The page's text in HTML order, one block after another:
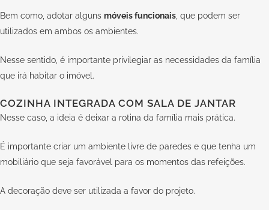
Bem como, adotar alguns móveis funcionais , que podem ser
utilizados em ambos os ambientes.
Nesse sentido, é importante privilegiar as necessidades da família
que irá habitar o imóvel.
COZINHA INTEGRADA COM SALA DE JANTAR
Nesse caso, a ideia é deixar a rotina da família mais prática.
É importante criar um ambiente livre de paredes e que tenha um
mobiliário que seja favorável para os momentos das refeições.
A decoração deve ser utilizada a favor do projeto.